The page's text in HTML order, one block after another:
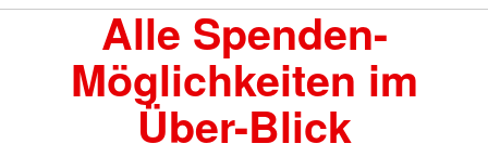
Alle Spenden-
Möglichkeiten im
Über-Blick